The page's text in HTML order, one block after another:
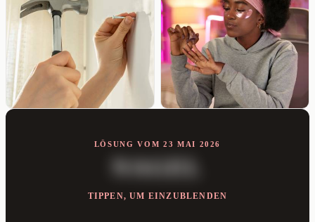
LÖSUNG VOM 23 MAI 2026
NAGEL
TIPPEN, UM EINZUBLENDEN